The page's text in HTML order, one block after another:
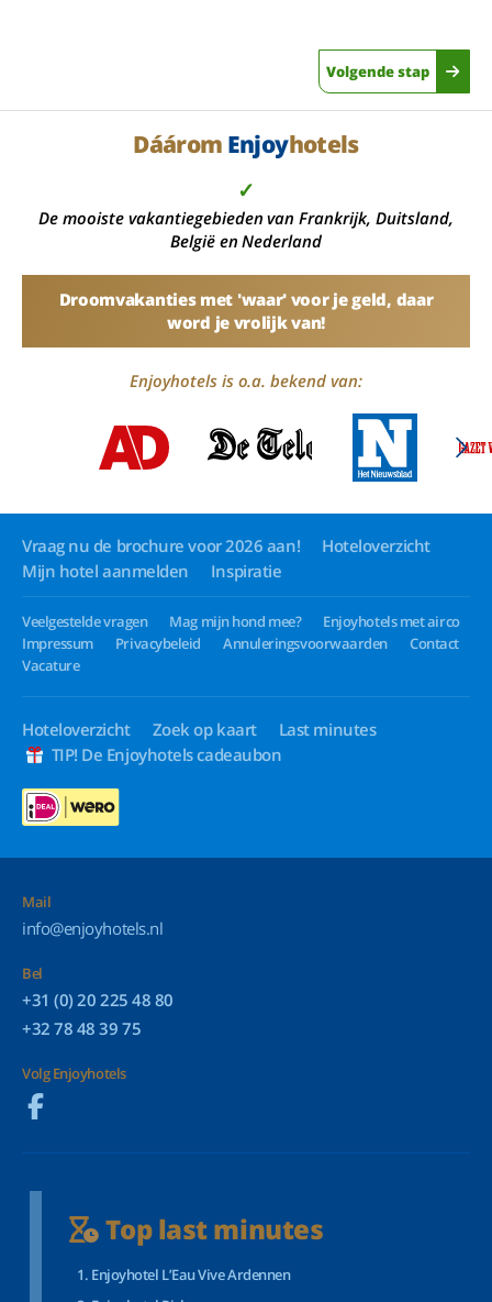
Volgende stap
Dáárom Enjoyhotels
✓
De mooiste vakantiegebieden van Frankrijk, Duitsland,
België en Nederland
Droomvakanties met 'waar' voor je geld, daar
word je vrolijk van!
Enjoyhotels is o.a. bekend van:
Vraag nu de brochure voor 2026 aan!
Hoteloverzicht
Mijn hotel aanmelden
Inspiratie
Veelgestelde vragen Mag mijn hond mee?
Enjoyhotels met airco
Impressum
Privacybeleid Annuleringsvoorwaarden
Contact
Vacature
Hoteloverzicht Zoek op kaart
Last minutes
TIP! De Enjoyhotels cadeaubon
Mail
info@enjoyhotels.nl
Bel
+31 (0) 20 225 48 80
+32 78 48 39 75
Volg Enjoyhotels
Top last minutes
Enjoyhotel L’Eau Vive Ardennen